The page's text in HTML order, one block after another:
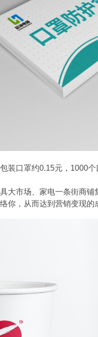
装口罩约0.15元，1000
大市场、家电一条街商
你，从而达到营销变现的